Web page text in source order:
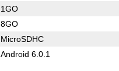
1GO
8GO
MicroSDHC
Android 6.0.1